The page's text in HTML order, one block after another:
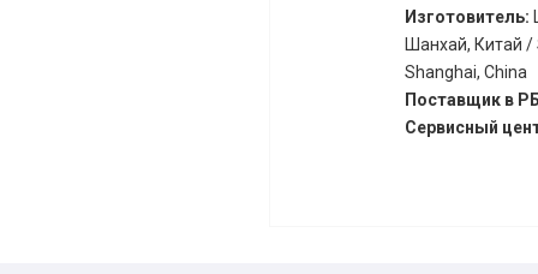
Изготовитель:
Шанхай, Китай /
Shanghai, China
Поставщик в
Сервисный